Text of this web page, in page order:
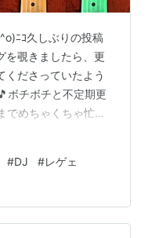
ﾆｺ久しぶりの投稿
を覗きましたら、更
くださっていたよう
ボチボチと不定期更
めちゃくちゃ忙し
さてさて、お知ら
、とりあえず１つ
〃)まず第一弾のお知
LIfe内のClub梵
_)mﾍﾟｺｯずっと…
#DJ #レゲェ